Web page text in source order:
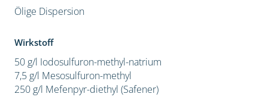
Ölige Dispersion
Wirkstoff
50 g/l Iodosulfuron-methyl-natrium
7,5 g/l Mesosulfuron-methyl
250 g/l Mefenpyr-diethyl (Safener)